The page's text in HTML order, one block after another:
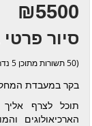
₪5500
סיור
(50 תשורות מתוכן 5 נדרשו)
בקר במעבדת
תוכל לצרף
הארכיאולוגים